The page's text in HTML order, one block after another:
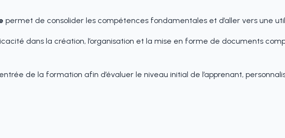
permet de consolider les compétences fondamentales et d’aller vers une
dans la création, l’organisation et la mise en forme de documents
de la formation afin d’évaluer le niveau initial de l’apprenant,